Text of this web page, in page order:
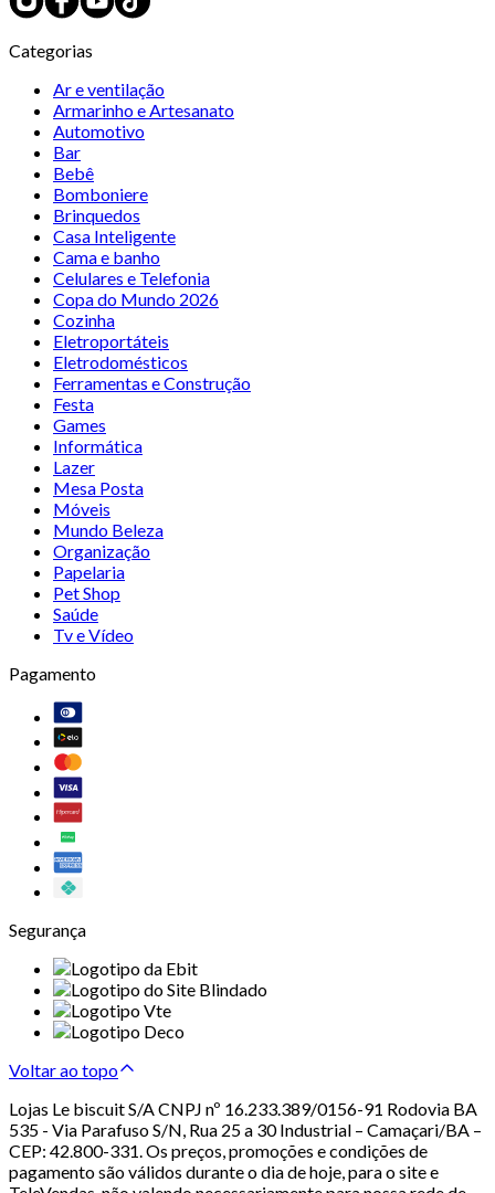
Categorias
Ar e ventilação
Armarinho e Artesanato
Automotivo
Bar
Bebê
Bomboniere
Brinquedos
Casa Inteligente
Cama e banho
Celulares e Telefonia
Copa do Mundo 2026
Cozinha
Eletroportáteis
Eletrodomésticos
Ferramentas e Construção
Festa
Games
Informática
Lazer
Mesa Posta
Móveis
Mundo Beleza
Organização
Papelaria
Pet Shop
Saúde
Tv e Vídeo
Pagamento
Segurança
Voltar ao topo
Lojas Le biscuit S/A CNPJ nº 16.233.389/0156-91 Rodovia BA
535 - Via Parafuso S/N, Rua 25 a 30 Industrial – Camaçari/BA –
CEP: 42.800-331. Os preços, promoções e condições de
pagamento são válidos durante o dia de hoje, para o site e